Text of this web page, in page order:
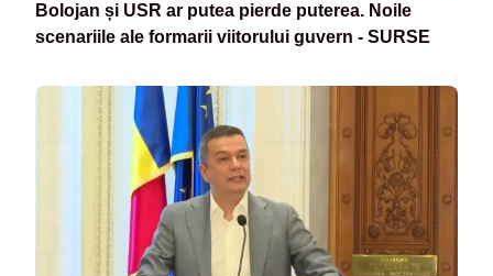
Bolojan și USR ar putea pierde puterea. Noile
scenariile ale formarii viitorului guvern - SURSE